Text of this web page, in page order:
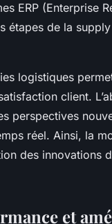
ERP (Enterprise
étapes de la
logistiques
client.
perspectives
réel. Ainsi, la
des innovations
et